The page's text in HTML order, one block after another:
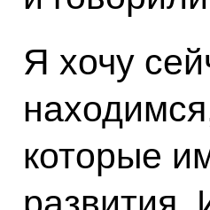
Я хочу
которые